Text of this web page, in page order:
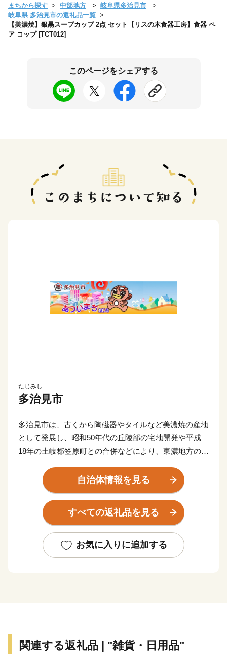
まちから探す 中部地方
岐阜県多治見市
岐阜県 多治見市の返礼品一覧
【美濃焼】銀黒スープカップ 2点 セット【リスの木食器工房】食器 ペ
ア コップ [TCT012]
このページをシェアする
たじみし
多治見市
多治見市は、古くから陶磁器やタイルなど美濃焼の産地
として発展し、昭和50年代の丘陵部の宅地開発や平成
18年の土岐郡笠原町との合併などにより、東濃地方の中
開山700年の虎渓山永保寺、設立80年の神言修道院、美
濃陶芸の人間国宝を輩出するなど、長い歴史に裏打ちさ
れた人を育てる文化を礎に、企業誘致や岐阜県No.1の教
多治見」を目標として、まちづくりを進めています。
癒される見所も満載です。
自治体情報を見る
すべての返礼品を見る
お気に入りに追加する
関連する返礼品 | "雑貨・日用品"